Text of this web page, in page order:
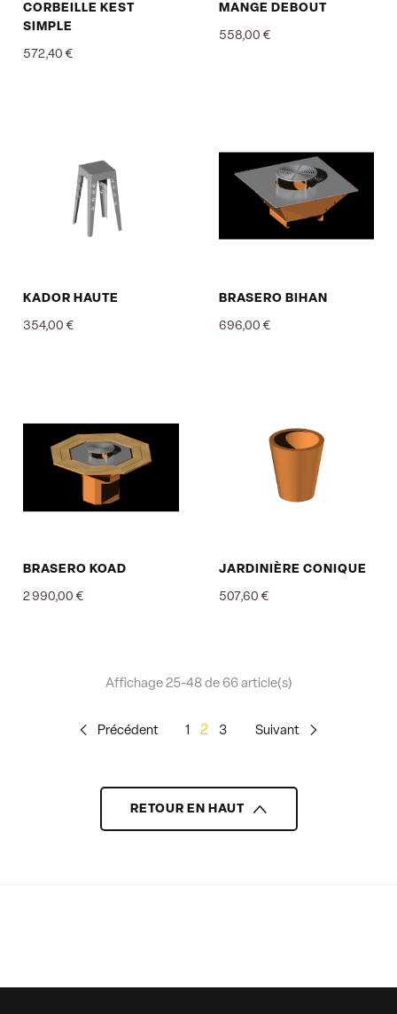
CORBEILLE KEST
SIMPLE
572,40 €
MANGE DEBOUT
558,00 €
KADOR HAUTE
354,00 €
BRASERO BIHAN
696,00 €
BRASERO KOAD
2 990,00 €
JARDINIÈRE CONIQUE
507,60 €
Affichage 25-48 de 66 article(s)
d Précédent 1 2 3 Suivant c
RETOUR EN HAUT b